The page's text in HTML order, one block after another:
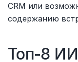
CRM или
содержанию
Топ-8